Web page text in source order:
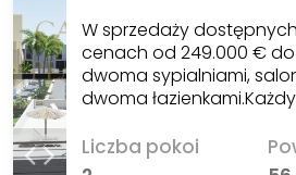
W sprzedaży
cenach od 249.000 €
dwoma sypialniami,
dwoma
Liczba pokoi